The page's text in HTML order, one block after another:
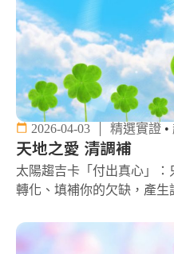
2026-04-03 精選實證 •
天地之愛 清調補
太陽趨吉卡「付出真心」
轉化、填補你的欠缺，產生